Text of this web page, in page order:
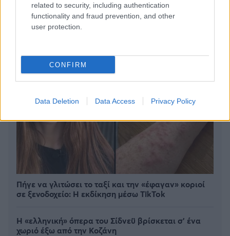
related to security, including authentication
functionality and fraud prevention, and other
user protection.
CONFIRM
Data Deletion Data Access Privacy Policy
Πήγε να γλιτώσει το ταξί και την «έφαγαν» κοριοί
σε ξενοδοχείο: H εκδίκηση μέσω TikTok
Η «ελληνική» όπερα του Σίδνεϋ βρίσκεται σ' ένα
χωριό έξω από την Κοζάνη